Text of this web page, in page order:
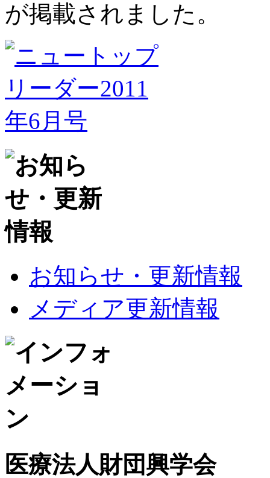
が掲載されました。
お知らせ・更新情報
メディア更新情報
医療法人財団興学会